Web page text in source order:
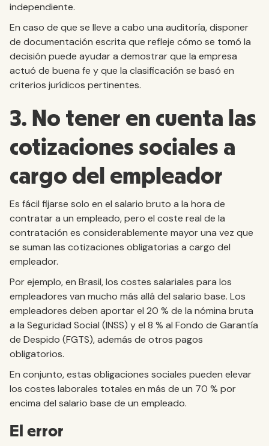
independiente.
En caso de que se lleve a cabo una auditoría, disponer
de documentación escrita que refleje cómo se tomó la
decisión puede ayudar a demostrar que la empresa
actuó de buena fe y que la clasificación se basó en
criterios jurídicos pertinentes.
3. No tener en cuenta las
cotizaciones sociales a
cargo del empleador
Es fácil fijarse solo en el salario bruto a la hora de
contratar a un empleado, pero el coste real de la
contratación es considerablemente mayor una vez que
se suman las cotizaciones obligatorias a cargo del
empleador.
Por ejemplo, en Brasil, los costes salariales para los
empleadores van mucho más allá del salario base. Los
empleadores deben aportar el 20 % de la nómina bruta
a la Seguridad Social (INSS) y el 8 % al Fondo de Garantía
de Despido (FGTS), además de otros pagos
obligatorios.
En conjunto, estas obligaciones sociales pueden elevar
los costes laborales totales en más de un 70 % por
encima del salario base de un empleado.
El error